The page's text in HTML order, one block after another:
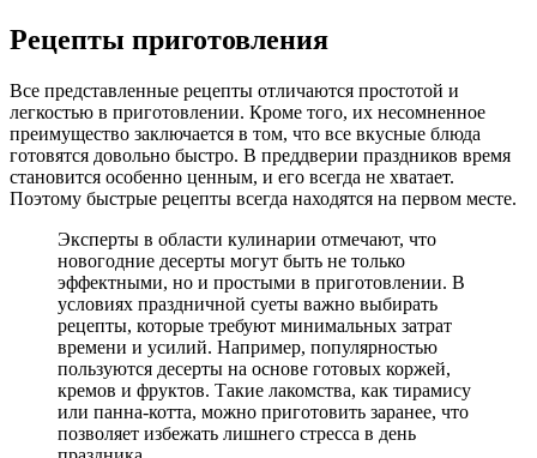
Рецепты приготовления
Все представленные рецепты отличаются простотой и
легкостью в приготовлении. Кроме того, их несомненное
преимущество заключается в том, что все вкусные блюда
готовятся довольно быстро. В преддверии праздников время
становится особенно ценным, и его всегда не хватает.
Поэтому быстрые рецепты всегда находятся на первом месте.
Эксперты в области кулинарии отмечают, что
новогодние десерты могут быть не только
эффектными, но и простыми в приготовлении. В
условиях праздничной суеты важно выбирать
рецепты, которые требуют минимальных затрат
времени и усилий. Например, популярностью
пользуются десерты на основе готовых коржей,
кремов и фруктов. Такие лакомства, как тирамису
или панна-котта, можно приготовить заранее, что
позволяет избежать лишнего стресса в день